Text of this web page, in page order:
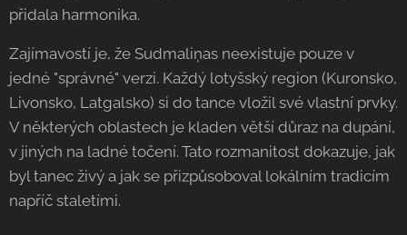
přidala harmonika.
Zajímavostí je, že Sudmaliņas neexistuje pouze v
jedné "správné" verzi. Každý lotyšský region (Kuronsko,
Livonsko, Latgalsko) si do tance vložil své vlastní prvky.
V některých oblastech je kladen větší důraz na dupání,
v jiných na ladné točení. Tato rozmanitost dokazuje, jak
byl tanec živý a jak se přizpůsoboval lokálním tradicím
napříč staletími.